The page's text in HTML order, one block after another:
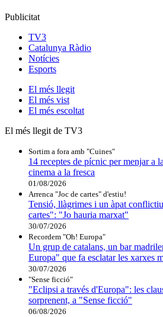
Publicitat
TV3
Catalunya Ràdio
Notícies
Esports
El més llegit
El més vist
El més escoltat
El més llegit de TV3
Sortim a fora amb "Cuines"
14 receptes de pícnic per menjar a
cinema a la fresca
01/08/2026
Arrenca "Joc de cartes" d'estiu!
Tensió, llàgrimes i un àpat
cartes": "Jo hauria marxat"
30/07/2026
Recordem "Oh! Europa"
Un grup de catalans, un bar
Europa" que fa esclatar les xarxes
30/07/2026
"Sense ficció"
"Eclipsi a través d'Europa": les
sorprenent, a "Sense ficció"
06/08/2026